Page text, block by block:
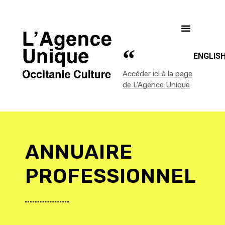
Accéder ici à la page
de L'Agence Unique
ANNUAIRE
PROFESSIONNEL